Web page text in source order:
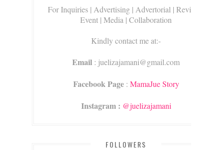
For Inquiries | Advertising | Advertorial | Review |
Event | Media | Collaboration
Kindly contact me at:-
Email : juelizajamani@gmail.com
Facebook Page: MamaJue Story
Instagram : @juelizajamani
FOLLOWERS